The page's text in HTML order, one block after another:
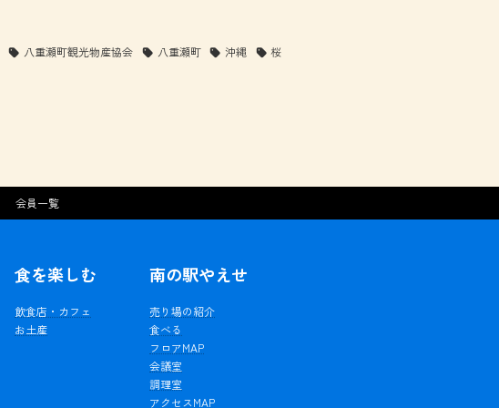
八重瀬町観光物産協会 八重瀬町 沖縄 桜
会員一覧
食を楽しむ
飲食店・カフェ
お土産
南の駅やえせ
売り場の紹介
食べる
フロアMAP
会議室
調理室
アクセスMAP